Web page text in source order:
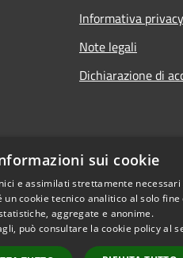
Informativa privacy
Note legali
Dichiarazione di
sui cookie
e assimilati strettamente
un cookie tecnico analitico al solo
aggregate e anonime.
può consultare la cookie policy al